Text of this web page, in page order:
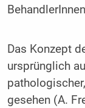
Das Konzept
ursprünglich
gesehen (A.